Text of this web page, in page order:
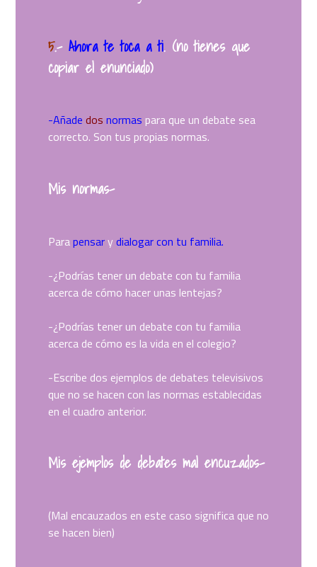
5.–Ahora te toca a ti. (no tienes que
copiar el enunciado)
-Añade dos normas para que un debate sea
correcto. Son tus propias normas.
Mis normas-
Parapensary dialogar con tu familia.
-¿Podrías tener un debate con tu familia
acerca de cómo hacer unas lentejas?
-¿Podrías tener un debate con tu familia
acerca de cómo es la vida en el colegio?
-Escribe dos ejemplos de debates televisivos
que no se hacen con las normas establecidas
en el cuadro anterior.
Mis ejemplos de debates mal encuzados-
(Mal encauzados en este caso significa que no
se hacen bien)